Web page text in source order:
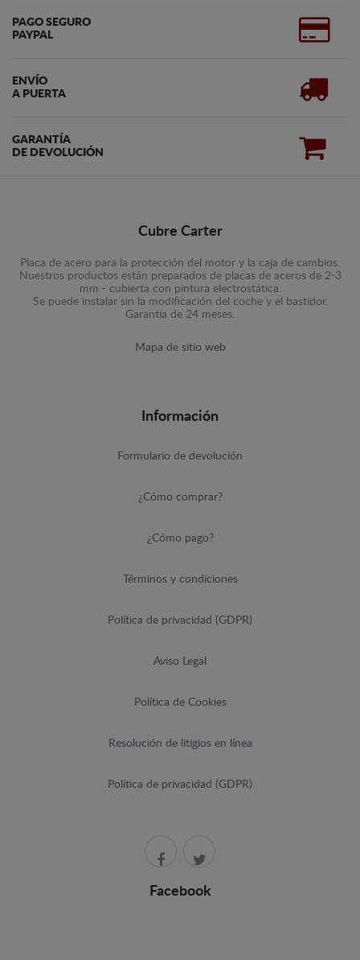
PAGO SEGURO
PAYPAL
ENVÍO
A PUERTA
GARANTÍA
DE DEVOLUCIÓN
Cubre Carter
Placa de acero para la protección del motor y la caja de cambios.
Nuestros productos están preparados de placas de aceros de 2-3
mm - cubierta con pintura electrostática.
Se puede instalar sin la modificación del coche y el bastidor.
Garantía de 24 meses.
Mapa de sitio web
Información
Formulario de devolución
¿Cómo comprar?
¿Cómo pago?
Términos y condiciones
Política de privacidad (GDPR)
Aviso Legal
Política de Cookies
Resolución de litigios en línea
Política de privacidad (GDPR)
Facebook